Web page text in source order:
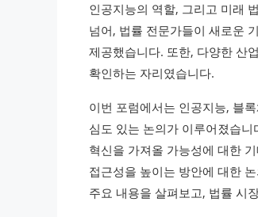
인공지능의 역할, 그리고 미래
넘어, 법률 전문가들이 새로운
제공했습니다. 또한, 다양한 산
확인하는 자리였습니다.
이번 포럼에서는 인공지능, 블
심도 있는 논의가 이루어졌습
혁신을 가져올 가능성에 대한
접근성을 높이는 방안에 대한
주요 내용을 살펴보고, 법률 시